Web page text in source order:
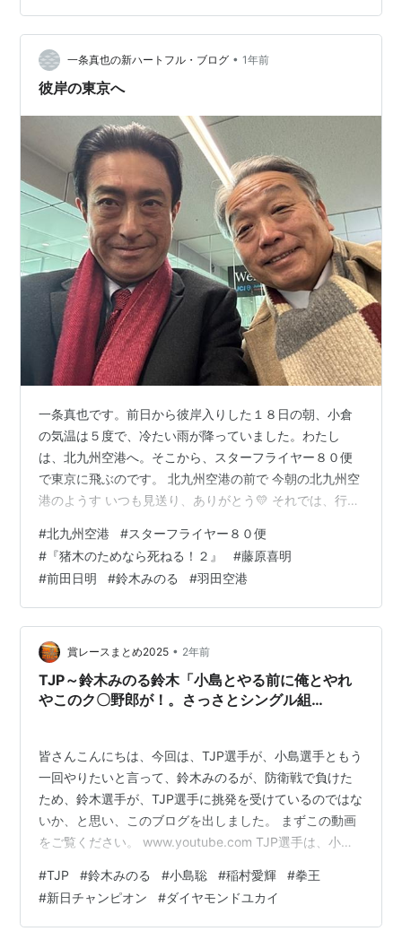
野茂英雄投手は投げる時大きく後方に身体をねじり、投
げる時に球速を付けるフォームで有名になりました。フ
ォークボール（打者の前で落ちる変化球）でメジャーリ
ーグで大活躍していました。それまでメジャーリーグの
一条真也の新ハートフル・ブログ • 1年前
彼岸の東京へ
一条真也です。前日から彼岸入りした１８日の朝、小倉
の気温は５度で、冷たい雨が降っていました。わたし
は、北九州空港へ。そこから、スターフライヤー８０便
で東京に飛ぶのです。 北九州空港の前で 今朝の北九州空
港のようす いつも見送り、ありがとう💛 それでは、行っ
法人 冠婚葬祭文化振興財団の理事会、参与を務める一般
社団法人 全日本冠婚葬祭互助協会の理事会への参加、互
助会保証株式会社の社長との面談などが主な要件です。
芥川賞作家で僧侶の玄侑宗久先生との対談本『仏と冠婚
葬祭～日本人と仏教』（現代書林）の見本の受け取り、
東京大学名誉教授で宗教学者の島薗進先生…
#北九州空港 #スターフライヤー８０便
# 『猪木のためなら死ねる！２』 #藤原喜明
#前田日明 #鈴木みのる #羽田空港
賞レースまとめ2025 • 2年前
TJP～鈴木みのる鈴木「小島とやる前に俺とやれ
やこのク〇野郎が！。さっさとシングル組
皆さんこんにちは、今回は、TJP選手が、小島選手ともう
一回やりたいと言って、鈴木みのるが、防衛戦で負けた
ため、鈴木選手が、TJP選手に挑発を受けているのではな
いか、と思い、このブログを出しました。 まずこの動画
をご覧ください。 www.youtube.com TJP選手は、小島
で「なにこいつふざけたこと言ってんだよ。」と思った
でしょうね。 結果はTJP選手が勝ちましたが、次の試合
で負けました。 TJP選手NOAH入団説 ここで、話は変わ
#TJP #鈴木みのる #小島聡 #稲村愛輝 #拳王
#新日チャンピオン #ダイヤモンドユカイ